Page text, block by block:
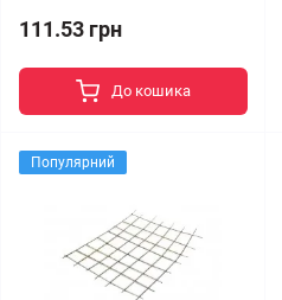
111.53 грн
До кошика
Популярний